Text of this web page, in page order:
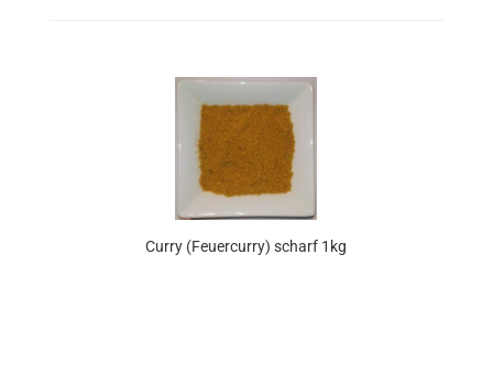
Curry (Feuercurry) scharf 1kg